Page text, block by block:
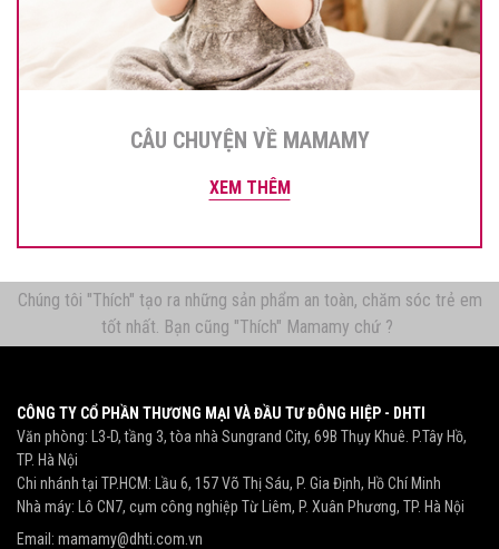
CÂU CHUYỆN VỀ MAMAMY
XEM THÊM
Chúng tôi "Thích" tạo ra những sản phẩm an toàn, chăm sóc trẻ em
tốt nhất. Bạn cũng "Thích" Mamamy chứ ?
CÔNG TY CỔ PHẦN THƯƠNG MẠI VÀ ĐẦU TƯ ĐÔNG HIỆP - DHTI
Văn phòng: L3-D, tầng 3, tòa nhà Sungrand City, 69B Thụy Khuê. P.Tây Hồ,
TP. Hà Nội
Chi nhánh tại TP.HCM: Lầu 6, 157 Võ Thị Sáu, P. Gia Định, Hồ Chí Minh
Nhà máy: Lô CN7, cụm công nghiệp Từ Liêm, P. Xuân Phương, TP. Hà Nội
Email: mamamy@dhti.com.vn